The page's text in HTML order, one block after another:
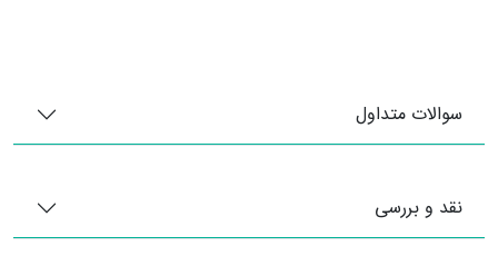
سوالات متداول
نقد و بررسی